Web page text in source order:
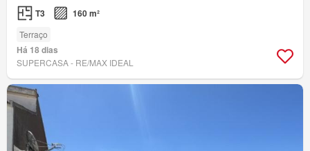
T3 160 m²
Terraço
Há 18 dias
SUPERCASA - RE/MAX IDEAL